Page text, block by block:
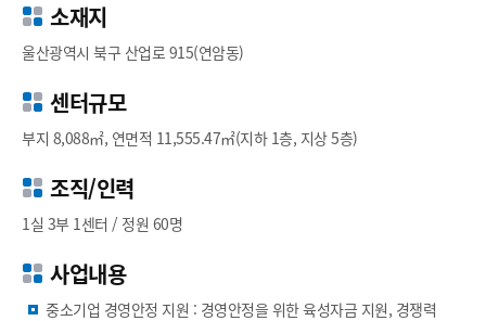
소재지
울산광역시 북구 산업로 915(연암동)
센터규모
부지 8,088㎡, 연면적 11,555.47㎡(지하 1층, 지상 5층)
조직/인력
1실 3부 1센터 / 정원 60명
사업내용
중소기업 경영안정 지원 : 경영안정을 위한 육성자금 지원, 경쟁력